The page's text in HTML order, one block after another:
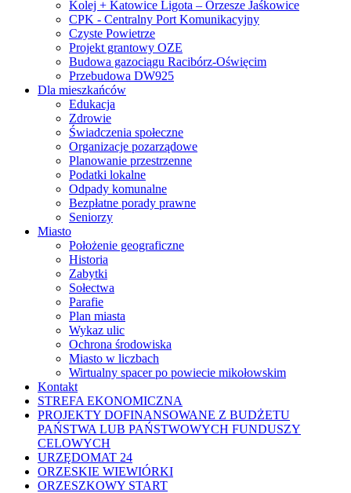
Kolej + Katowice Ligota – Orzesze Jaśkowice
CPK - Centralny Port Komunikacyjny
Czyste Powietrze
Projekt grantowy OZE
Budowa gazociągu Racibórz-Oświęcim
Przebudowa DW925
Dla mieszkańców
Edukacja
Zdrowie
Świadczenia społeczne
Organizacje pozarządowe
Planowanie przestrzenne
Podatki lokalne
Odpady komunalne
Bezpłatne porady prawne
Seniorzy
Miasto
Położenie geograficzne
Historia
Zabytki
Sołectwa
Parafie
Plan miasta
Wykaz ulic
Ochrona środowiska
Miasto w liczbach
Wirtualny spacer po powiecie mikołowskim
Kontakt
STREFA EKONOMICZNA
PROJEKTY DOFINANSOWANE Z BUDŻETU
PAŃSTWA LUB PAŃSTWOWYCH FUNDUSZY
CELOWYCH
URZĘDOMAT 24
ORZESKIE WIEWIÓRKI
ORZESZKOWY START